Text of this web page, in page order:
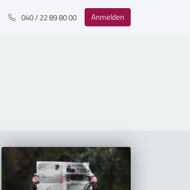
040 / 22 89 80 00 Anmelden